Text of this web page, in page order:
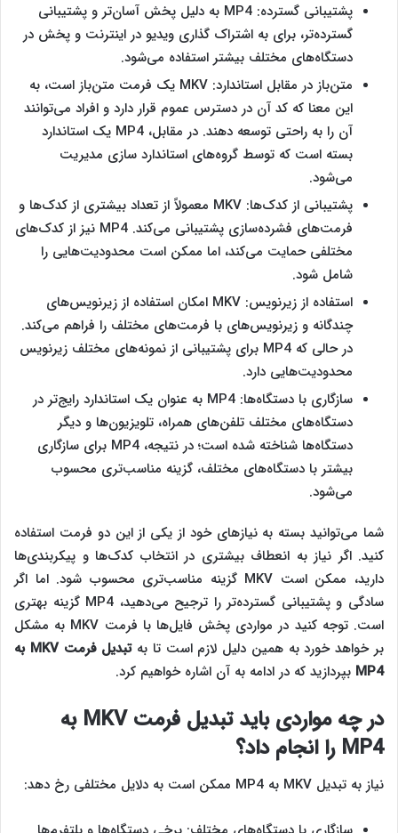
پشتیبانی گسترده: MP4 به دلیل پخش آسان‌تر و پشتیبانی
گسترده‌تر، برای به اشتراک گذاری ویدیو در اینترنت و پخش در
دستگاه‌های مختلف بیشتر استفاده می‌شود.
متن‌باز در مقابل استاندارد: MKV یک فرمت متن‌باز است، به
این معنا که کد آن در دسترس عموم قرار دارد و افراد می‌توانند
آن را به راحتی توسعه دهند. در مقابل، MP4 یک استاندارد
بسته است که توسط گروه‌های استاندارد سازی مدیریت
می‌شود.
پشتیبانی از کدک‌ها: MKV معمولاً از تعداد بیشتری از کدک‌ها و
فرمت‌های فشرده‌سازی پشتیبانی می‌کند. MP4 نیز از کدک‌های
مختلفی حمایت می‌کند، اما ممکن است محدودیت‌هایی را
شامل شود.
استفاده از زیرنویس: MKV امکان استفاده از زیرنویس‌های
چندگانه و زیرنویس‌های با فرمت‌های مختلف را فراهم می‌کند.
در حالی که MP4 برای پشتیبانی از نمونه‌های مختلف زیرنویس
محدودیت‌هایی دارد.
سازگاری با دستگاه‌ها: MP4 به عنوان یک استاندارد رایج‌تر در
دستگاه‌های مختلف تلفن‌های همراه، تلویزیون‌ها و دیگر
دستگاه‌ها شناخته شده است؛ در نتیجه، MP4 برای سازگاری
بیشتر با دستگاه‌های مختلف، گزینه مناسب‌تری محسوب
می‌شود.
شما می‌توانید بسته به نیازهای خود از یکی از این دو فرمت استفاده
کنید. اگر نیاز به انعطاف بیشتری در انتخاب کدک‌ها و پیکربندی‌ها
دارید، ممکن است MKV گزینه مناسب‌تری محسوب شود. اما اگر
سادگی و پشتیبانی گسترده‌تر را ترجیح می‌دهید، MP4 گزینه بهتری
است. توجه کنید در مواردی پخش فایل‌ها با فرمت MKV به مشکل
بر خواهد خورد به همین دلیل لازم است تا بهتبدیل فرمتMKV به
MP4 بپردازید که در ادامه به آن اشاره خواهیم کرد.
در چه مواردی بایدتبدیل فرمتMKV
به
MP4 را انجام داد؟
نیاز به تبدیل MKV به MP4 ممکن است به دلایل مختلفی رخ دهد: